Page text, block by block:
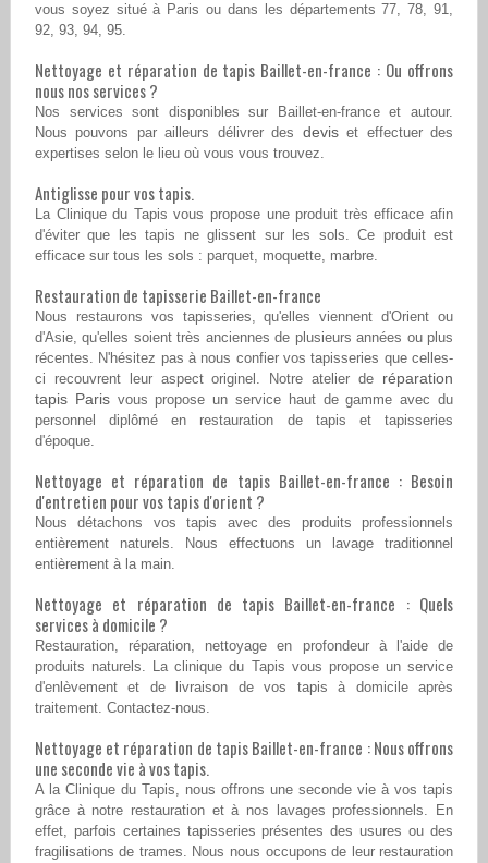
vous soyez situé à Paris ou dans les départements 77, 78, 91,
92, 93, 94, 95.
Nettoyage et réparation de tapis Baillet-en-france : Ou offrons
nous nos services ?
Nos services sont disponibles sur Baillet-en-france et autour.
Nous pouvons par ailleurs délivrer des deviset effectuer des
expertises selon le lieu où vous vous trouvez.
Antiglisse pour vos tapis.
La Clinique du Tapis vous propose une produit très efficace afin
d'éviter que les tapis ne glissent sur les sols. Ce produit est
efficace sur tous les sols : parquet, moquette, marbre.
Restauration de tapisserie Baillet-en-france
Nous restaurons vos tapisseries, qu'elles viennent d'Orient ou
d'Asie, qu'elles soient très anciennes de plusieurs années ou plus
récentes. N'hésitez pas à nous confier vos tapisseries que celles-
ci recouvrent leur aspect originel. Notre atelier de réparation
tapis Parisvous propose un service haut de gamme avec du
personnel diplômé en restauration de tapis et tapisseries
d'époque.
Nettoyage et réparation de tapis Baillet-en-france : Besoin
d'entretien pour vos tapis d'orient ?
Nous détachons vos tapis avec des produits professionnels
entièrement naturels. Nous effectuons un lavage traditionnel
entièrement à la main.
Nettoyage et réparation de tapis Baillet-en-france : Quels
services à domicile ?
Restauration, réparation, nettoyage en profondeur à l'aide de
produits naturels. La clinique du Tapis vous propose un service
d'enlèvement et de livraison de vos tapis à domicile après
traitement. Contactez-nous.
Nettoyage et réparation de tapis Baillet-en-france : Nous offrons
une seconde vie à vos tapis.
A la Clinique du Tapis, nous offrons une seconde vie à vos tapis
grâce à notre restauration et à nos lavages professionnels. En
effet, parfois certaines tapisseries présentes des usures ou des
fragilisations de trames. Nous nous occupons de leur restauration